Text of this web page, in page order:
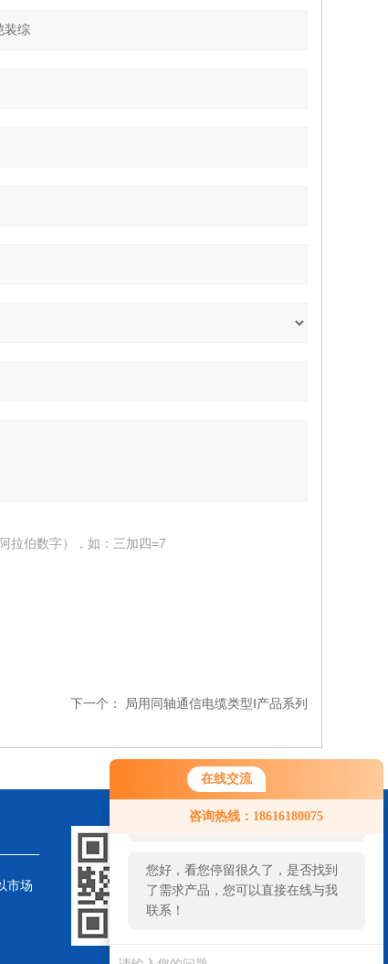
在线交流
咨询热线：18616180075
您好！欢迎前来咨询，很高兴为您
服务，请问您要咨询什么问题呢？
您好，看您停留很久了，是否找到
了需求产品，您可以直接在线与我
联系！
拉伯数字），如：三加四=7
下一个： 局用同轴通信电缆类型Ⅰ产品系列
市场